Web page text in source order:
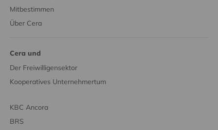
Mitbestimmen
Über Cera
Cera und
Der Freiwilligensektor
Kooperatives Unternehmertum
KBC Ancora
BRS